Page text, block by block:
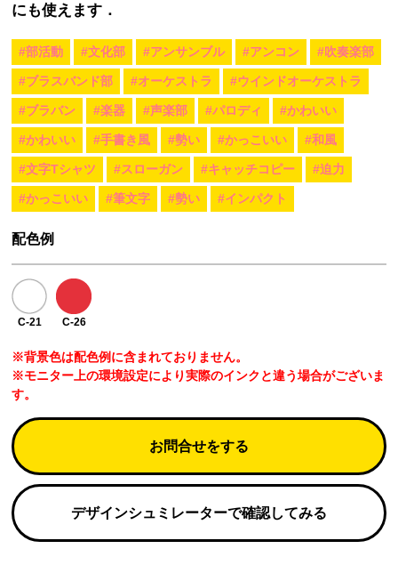
にも使えます．
#部活動 #文化部 #アンサンブル #アンコン #吹奏楽部
#ブラスバンド部 #オーケストラ #ウインドオーケストラ
#ブラバン #楽器 #声楽部 #パロディ #かわいい
#かわいい #手書き風 #勢い #かっこいい #和風
#文字Tシャツ #スローガン #キャッチコピー #迫力
#かっこいい #筆文字 #勢い #インパクト
配色例
C-21 C-26
※背景色は配色例に含まれておりません。
※モニター上の環境設定により実際のインクと違う場合がございま
す。
お問合せをする
デザインシュミレーターで確認してみる